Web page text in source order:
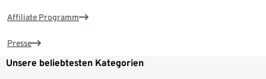
Affiliate Programm
Presse
Unsere beliebtesten Kategorien